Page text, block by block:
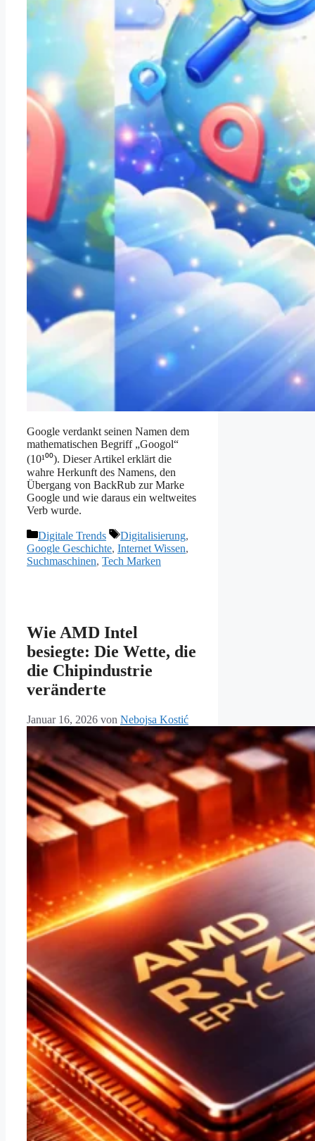
Google verdankt seinen Namen dem
mathematischen Begriff „Googol“
(10¹⁰⁰). Dieser Artikel erklärt die
wahre Herkunft des Namens, den
Übergang von BackRub zur Marke
Google und wie daraus ein weltweites
Verb wurde.
Kategorien
Digitale Trends Schlagwörter
Digitalisierung,
Google Geschichte, Internet Wissen,
Suchmaschinen, Tech Marken
Wie AMD Intel
besiegte: Die Wette, die
die Chipindustrie
veränderte
Januar 16, 2026 von Nebojsa Kostić